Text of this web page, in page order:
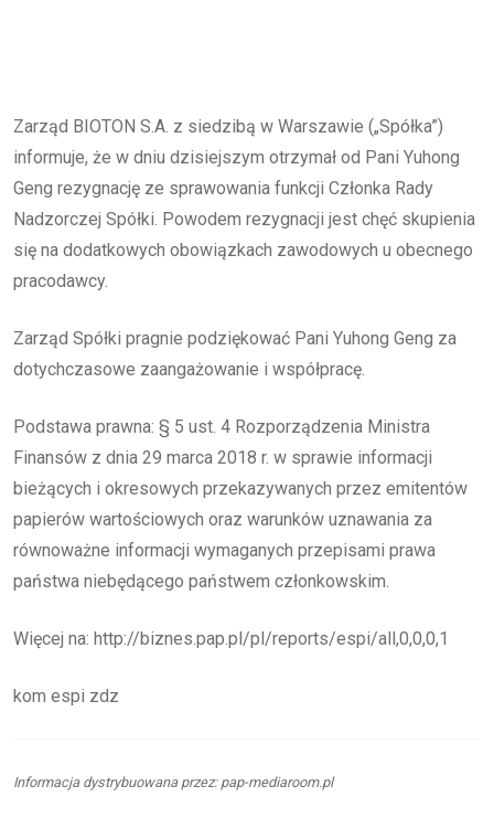
Zarząd BIOTON S.A. z siedzibą w Warszawie („Spółka”)
informuje, że w dniu dzisiejszym otrzymał od Pani Yuhong
Geng rezygnację ze sprawowania funkcji Członka Rady
Nadzorczej Spółki. Powodem rezygnacji jest chęć skupienia
się na dodatkowych obowiązkach zawodowych u obecnego
pracodawcy.
Zarząd Spółki pragnie podziękować Pani Yuhong Geng za
dotychczasowe zaangażowanie i współpracę.
Podstawa prawna: § 5 ust. 4 Rozporządzenia Ministra
Finansów z dnia 29 marca 2018 r. w sprawie informacji
bieżących i okresowych przekazywanych przez emitentów
papierów wartościowych oraz warunków uznawania za
równoważne informacji wymaganych przepisami prawa
państwa niebędącego państwem członkowskim.
Więcej na: http://biznes.pap.pl/pl/reports/espi/all,0,0,0,1
kom espi zdz
Informacja dystrybuowana przez: pap-mediaroom.pl